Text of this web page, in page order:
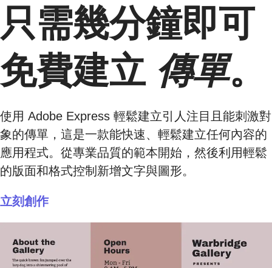
只需幾分鐘即可
免費建立 傳單。
使用 Adobe Express 輕鬆建立引人注目且能刺激對
象的傳單，這是一款能快速、輕鬆建立任何內容的
應用程式。從專業品質的範本開始，然後利用輕鬆
的版面和格式控制新增文字與圖形。
立刻創作